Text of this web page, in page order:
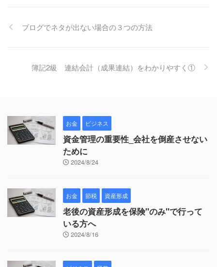
ブログでネタが出ない場合の３つの方法
簿記2級 連結会計（成果連結）をわかりやすく①
お金 ビジネス
資金管理の重要性_会社を倒産させない
ために
2024/8/24
お金 節税 資産形成
老後の資産形成を保険"のみ"で行って
いる方へ
2024/8/16